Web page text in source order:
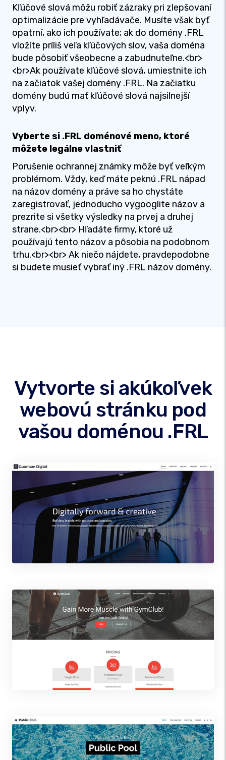
Kľúčové slová môžu robiť zázraky pri zlepšovaní
optimalizácie pre vyhľadávače. Musíte však byť
opatrní, ako ich používate; ak do domény .FRL
vložíte príliš veľa kľúčových slov, vaša doména
bude pôsobiť všeobecne a zabudnuteľne.<br>
<br>Ak používate kľúčové slová, umiestnite ich
na začiatok vašej domény .FRL. Na začiatku
domény budú mať kľúčové slová najsilnejší
vplyv.
Vyberte si .FRL doménové meno, ktoré
môžete legálne vlastniť
Porušenie ochrannej známky môže byť veľkým
problémom. Vždy, keď máte peknú .FRL nápad
na názov domény a práve sa ho chystáte
zaregistrovať, jednoducho vygooglite názov a
prezrite si všetky výsledky na prvej a druhej
strane.<br><br> Hľadáte firmy, ktoré už
používajú tento názov a pôsobia na podobnom
trhu.<br><br> Ak niečo nájdete, pravdepodobne
si budete musieť vybrať iný .FRL názov domény.
Vytvorte si akúkoľvek
webovú stránku pod
vašou doménou .FRL